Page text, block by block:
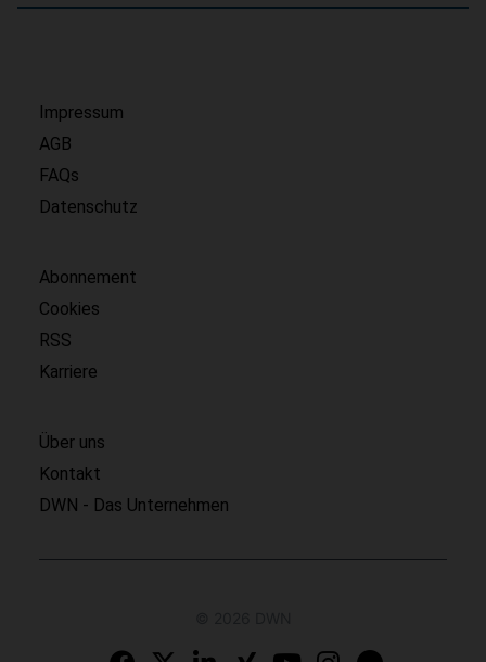
Impressum
AGB
FAQs
Datenschutz
Abonnement
Cookies
RSS
Karriere
Über uns
Kontakt
DWN - Das Unternehmen